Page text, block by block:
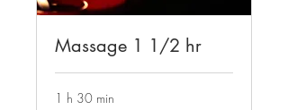
Massage 1 1/2 hr
1 h 30 min